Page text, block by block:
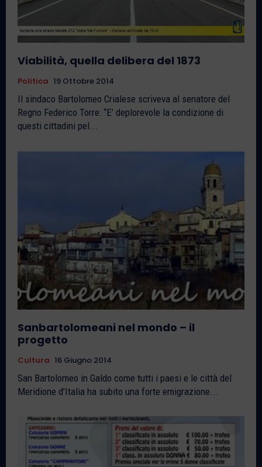
Viabilità, quella delibera del 1873
Politica 19 Ottobre 2014
Il sindaco Bartolomeo Crialese scriveva al senatore del
Regno Federico Torre: “E’ deplorevole la condizione di
questi cittadini pel...
Sanbartolomeani nel mondo – il
progetto
Cultura 16 Giugno 2014
San Bartolomeo in Galdo come tutti i paesi e le città del
Meridione d’Italia ha subito una forte emigrazione...